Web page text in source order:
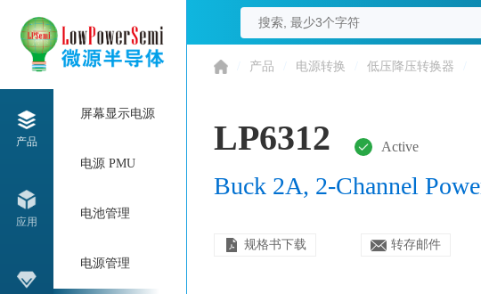
产品
应用
屏幕显示电源
电源 PMU
电池管理
电源管理
产品 电源转换 低压降压转换器
LP6312 Active
Buck 2A, 2-Channel
规格书下载 转存邮件